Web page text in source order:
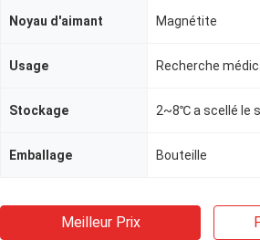
Noyau d'aimant Magnétite
Usage Recherche
Stockage 2~8℃ a scellé le
Emballage Bouteille
Meilleur Prix